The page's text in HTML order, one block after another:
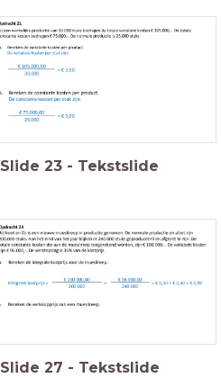
Slide 23 - Tekstslide
Verkoopprijs: € 90 + 35% = € 1,22
Slide 27 - Tekstslide